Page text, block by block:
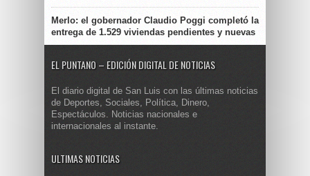
Merlo: el gobernador Claudio Poggi completó la
entrega de 1.529 viviendas pendientes y nuevas
EL PUNTANO – EDICIÓN DIGITAL DE NOTICIAS
El diario digital de San Luis con las últimas noticias
de Deportes, Sociales, Política, Dinero,
Espectáculos. Noticias nacionales e
internacionales al instante.
ULTIMAS NOTICIAS